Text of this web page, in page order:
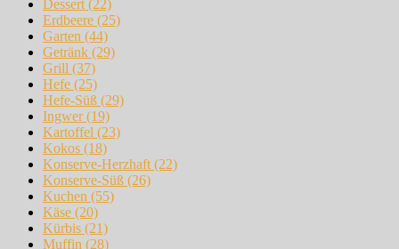
Dessert (22)
Erdbeere (25)
Garten (44)
Getränk (29)
Grill (37)
Hefe (25)
Hefe-Süß (29)
Ingwer(19)
Kartoffel (23)
Kokos (18)
Konserve-Herzhaft (22)
Konserve-Süß (26)
Kuchen (55)
Käse (20)
Kürbis (21)
Muffin (28)